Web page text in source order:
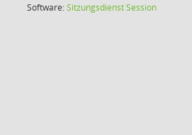
Software:SitzungsdienstSession(Wird in